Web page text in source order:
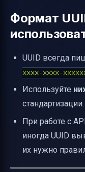
Формат
UUID всегда
xxxx-xxxx-
Используйте
стандартизации.
При работе с
иногда UUID
их нужно